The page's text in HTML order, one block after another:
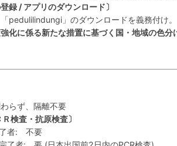
録 / アプリのダウンロード〕
pedulilindungi」のダウンロードを義務付け。
強化に係る新たな措置に基づく国・地域の色分
らず、隔離不要
検査・抗原検査〕
了者: 不要